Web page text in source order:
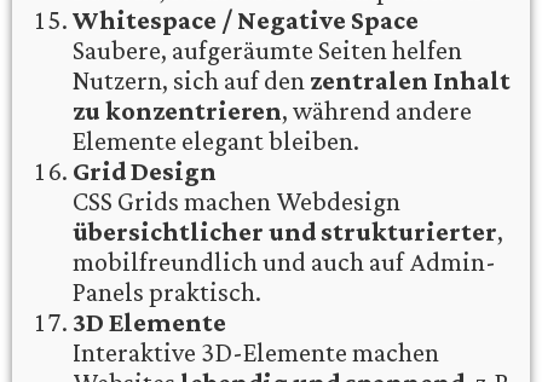
Whitespace / Negative Space
Saubere, aufgeräumte Seiten helfen
Nutzern, sich auf den zentralen Inhalt
zu konzentrieren, während andere
Elemente elegant bleiben.
Grid Design
CSS Grids machen Webdesign
übersichtlicher und strukturierter,
mobilfreundlich und auch auf Admin-
Panels praktisch.
3D Elemente
Interaktive 3D-Elemente machen